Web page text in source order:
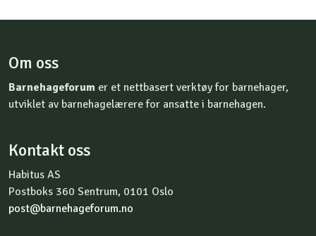
Om oss
Barnehageforum er et nettbasert verktøy for barnehager,
utviklet av barnehagelærere for ansatte i barnehagen.
Kontakt oss
Habitus AS
Postboks 360 Sentrum, 0101 Oslo
post@barnehageforum.no